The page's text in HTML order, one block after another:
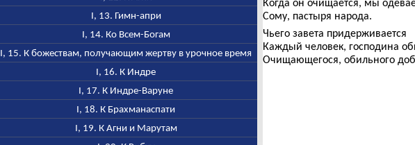
I, 13. Гимн-апри
I, 14. Ко Всем-Богам
I, 15. К божествам, получающим жертву в урочное время
I, 16. К Индре
I, 17. К Индре-Варуне
I, 18. К Брахманаспати
I, 19. К Агни и Марутам
Сому, пастыря народа.
Чьего завета придерживается
Каждый человек, господина
Очищающегося, обильного